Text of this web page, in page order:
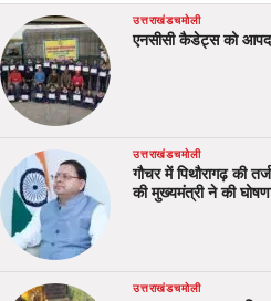
उत्तराखंडचमोली
एनसीसी कैडेट्स को
उत्तराखंडचमोली
गौचर में पिथौरागढ़ की
की मुख्यमंत्री ने की
उत्तराखंडचमोली